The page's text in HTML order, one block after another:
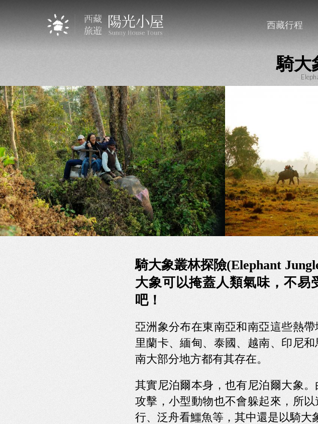
西藏行程
騎大
騎大象叢林探險(Elephant
大象可以掩蓋人類氣味，不易
吧！
亞洲象分布在東南亞和南亞這些熱
里蘭卡、緬甸、泰國、越南、印尼
南大部分地方都有其存在。
其實尼泊爾本身，也有尼泊爾大象
攻擊，小型動物也不會躲起來，所
行、泛舟看鱷魚等，其中還是以騎大